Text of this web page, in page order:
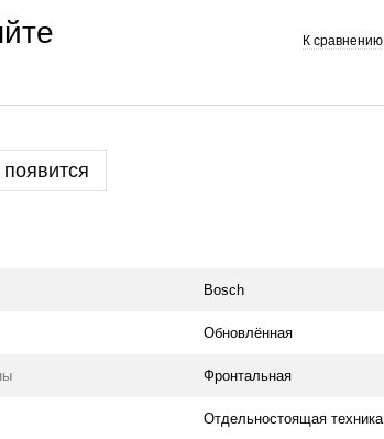
К сравнению
Bosch
Обновлённая
Фронтальная
Отдельностоящая техника